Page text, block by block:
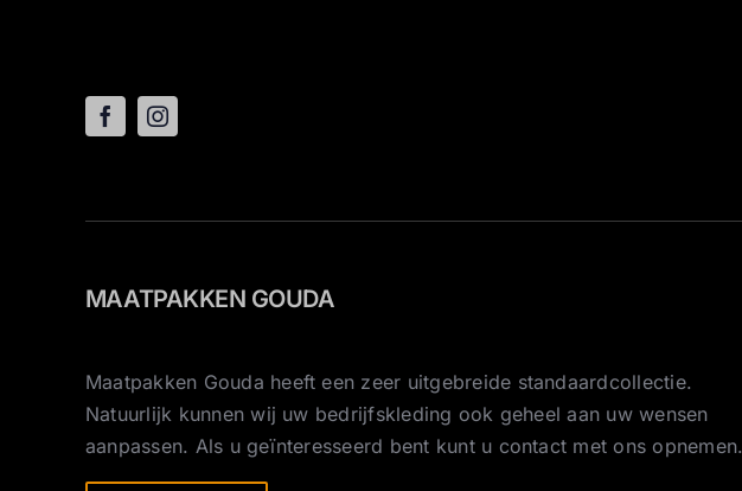
MAATPAKKEN GOUDA
Maatpakken Gouda heeft een zeer uitgebreide standaardcollectie.
Natuurlijk kunnen wij uw bedrijfskleding ook geheel aan uw wensen
aanpassen. Als u geïnteresseerd bent kunt u contact met ons opnemen.